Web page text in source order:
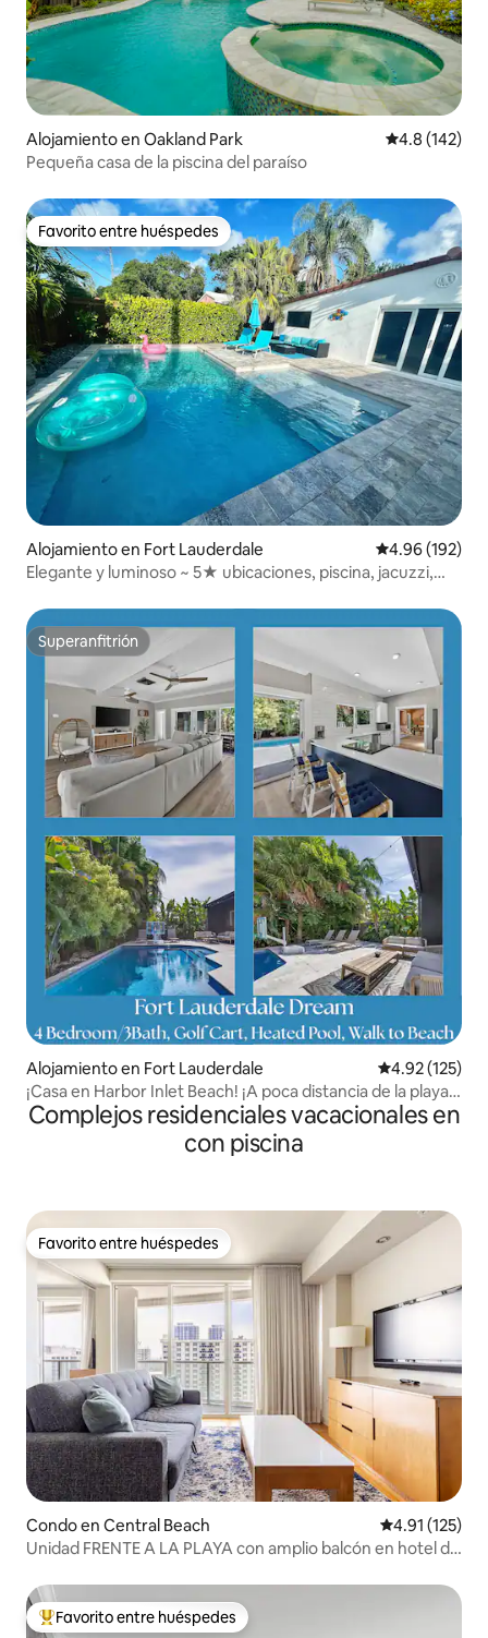
Alojamiento en Oakland Park Calificación
4.8 (142)
Pequeña casa de la piscina del paraíso
Favorito entre huéspedes
Favorito entre huéspedes
Alojamiento en Fort Lauderdale Calificación
4.96 (192)
Elegante y luminoso ~ 5★ ubicaciones, piscina, jacuzzi,
Superanfitrión
Superanfitrión
Alojamiento en Fort Lauderdale Calificación
4.92 (125)
¡Casa en Harbor Inlet Beach! ¡A poca distancia de la playa!
¡Piscina!
Complejos residenciales vacacionales en
con piscina
Favorito entre huéspedes
Favorito entre huéspedes
Condo en Central Beach Calificación
4.91 (125)
Unidad FRENTE A LA PLAYA con amplio balcón en hotel de
Favorito entre huéspedes preferido
Favorito entre huéspedes